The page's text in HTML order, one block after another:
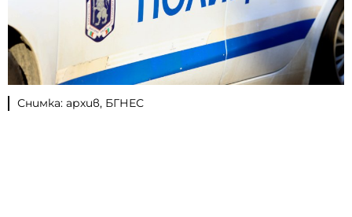
Снимка: архив, БГНЕС